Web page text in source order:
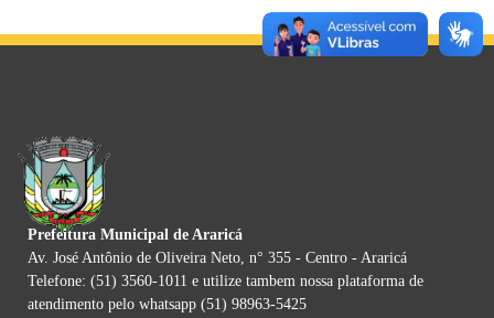
Prefeitura Municipal de Araricá
Av. José Antônio de Oliveira Neto, n° 355 - Centro - Araricá
Telefone: (51) 3560-1011 e utilize tambem nossa plataforma de
atendimento pelo whatsapp (51) 98963-5425